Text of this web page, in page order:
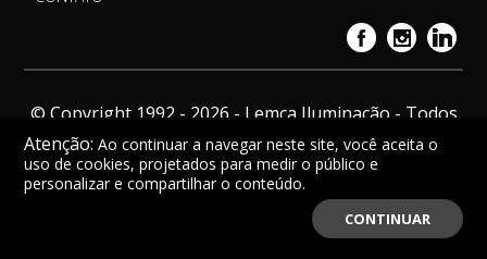
© Copyright 1992 - 2026 - Lemca Iluminação - Todos
Atenção: Ao continuar a navegar neste site, você aceita o
uso de cookies, projetados para medir o público e
personalizar e compartilhar o conteúdo.
CONTINUAR